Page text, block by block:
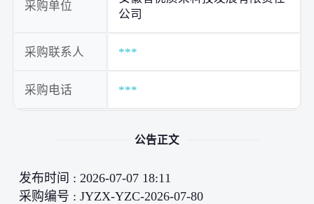
采购单位
公司
采购联系人 ***
采购电话 ***
公告正文
发布时间 : 2026-07-07 18:11
采购编号 : JYZX-YZC-2026-07-80